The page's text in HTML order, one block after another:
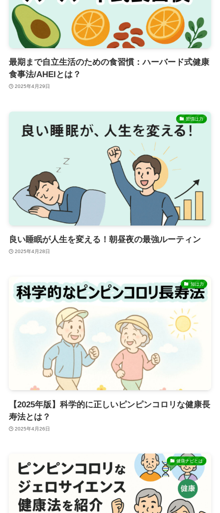
最期まで自立生活のための食習慣：ハーバード式健康
食事法/AHEIとは？
2025年4月29日
習慣は力
良い睡眠が人生を変える！朝昼夜の最強ルーティン
2025年4月28日
知は力
【2025年版】科学的に正しいピンピンコロリな健康長
寿法とは？
2025年4月26日
健康ナビとは